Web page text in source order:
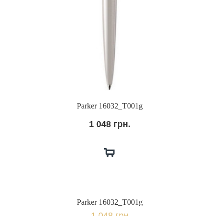
Parker 16032_T001g
1 048 грн.
Parker 16032_T001g